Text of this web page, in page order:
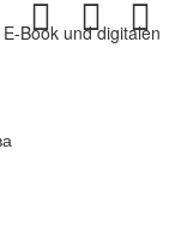
Book und digitalen